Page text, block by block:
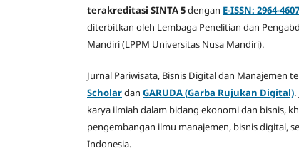
terakreditasi SINTA 5dengan E-ISSN: 2964-4607
diterbitkan oleh Lembaga Penelitian dan
Mandiri (LPPM Universitas Nusa Mandiri).
Jurnal Pariwisata, Bisnis Digital dan Manajemen
Scholardan GARUDA (Garba Rujukan Digital)
karya ilmiah dalam bidang ekonomi dan bisnis,
pengembangan ilmu manajemen, bisnis digital,
Indonesia.